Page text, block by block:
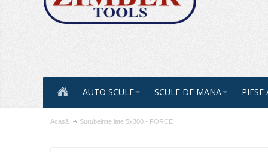
AUTO SCULE SCULE DE MANA
Acasă Surubelnite late 5х300 - FORCE